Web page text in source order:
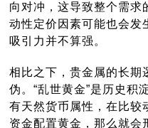
向对冲，这导致整个需求
动性定价因素可能也会发
吸引力并不算强。
相比之下，贵金属的长期
伪。“乱世黄金”是历史积
有天然货币属性，在比较
资金配置黄金，那么就会